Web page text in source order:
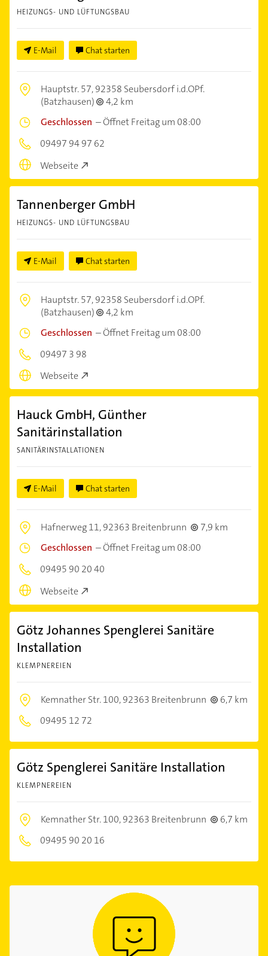
HEIZUNGS- UND LÜFTUNGSBAU
E-Mail Chat starten
Hauptstr. 57,92358 Seubersdorf i.d.OPf.
(Batzhausen)
4,2 km
Geschlossen –Öffnet Freitag um 08:00
09497 94 97 62
Webseite
Tannenberger GmbH
HEIZUNGS- UND LÜFTUNGSBAU
E-Mail Chat starten
Hauptstr. 57,92358 Seubersdorf i.d.OPf.
(Batzhausen)
4,2 km
Geschlossen –Öffnet Freitag um 08:00
09497 3 98
Webseite
Hauck GmbH, Günther
Sanitärinstallation
SANITÄRINSTALLATIONEN
E-Mail Chat starten
Hafnerweg 11,92363 Breitenbrunn
7,9 km
Geschlossen –Öffnet Freitag um 08:00
09495 90 20 40
Webseite
Götz Johannes Spenglerei Sanitäre
Installation
KLEMPNEREIEN
Kemnather Str. 100,92363 Breitenbrunn
6,7 km
09495 12 72
Götz Spenglerei Sanitäre Installation
KLEMPNEREIEN
Kemnather Str. 100,92363 Breitenbrunn
6,7 km
09495 90 20 16